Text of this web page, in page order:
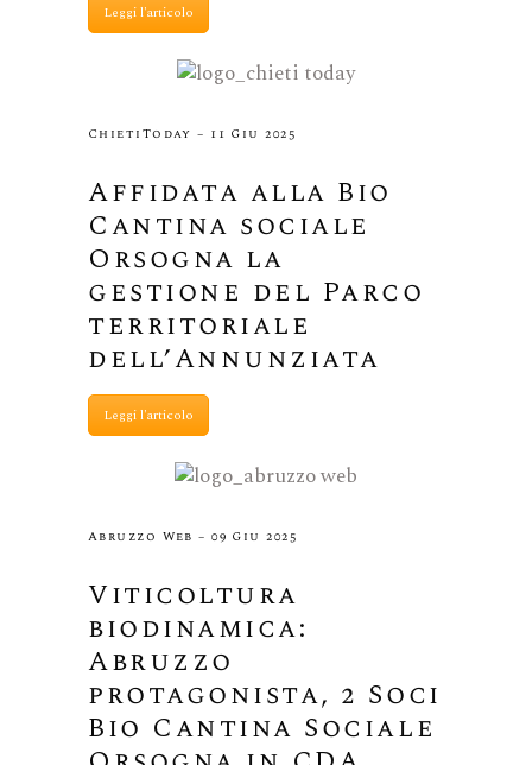
Leggi l'articolo
ChietiToday – 11 Giu 2025
Affidata alla Bio
Cantina sociale
Orsogna la
gestione del Parco
territoriale
dell’Annunziata
Leggi l'articolo
Abruzzo Web – 09 Giu 2025
Viticoltura
biodinamica:
Abruzzo
protagonista, 2 Soci
Bio Cantina Sociale